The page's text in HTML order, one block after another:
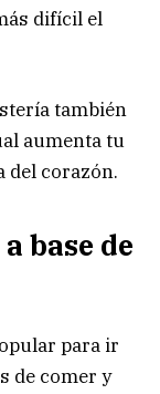
difícil el
también
aumenta tu
del corazón.
base de
para ir
de comer y